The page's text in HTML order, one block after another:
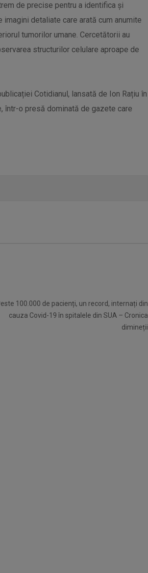
de precise pentru a identifica şi
detaliate care arată cum anumite
tumorilor umane. Cercetătorii au
structurilor celulare aproape de
Cotidianul, lansată de Ion Rațiu în
într-o presă dominată de gazete care
100.000 de pacienți, un record, internați din
cauza Covid-19 în spitalele din SUA – Cronica
dimineții